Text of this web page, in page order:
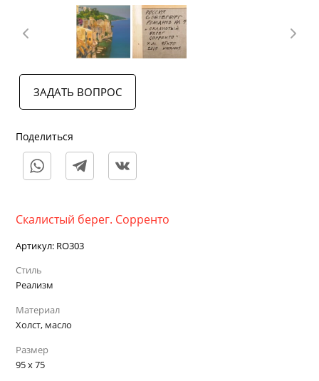
Скалистый берег. Сорренто
Артикул: RO303
Стиль
Реализм
Материал
Холст, масло
Размер
95 х 75
ЗАДАТЬ ВОПРОС
Поделиться